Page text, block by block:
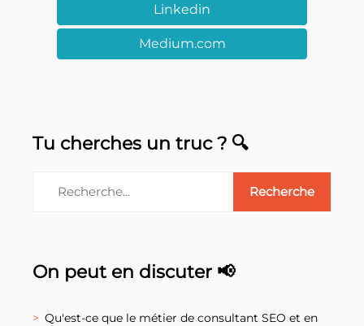
Linkedin
Medium.com
Tu cherches un truc ? 🔍
On peut en discuter 📢
Qu'est-ce que le métier de consultant SEO et en